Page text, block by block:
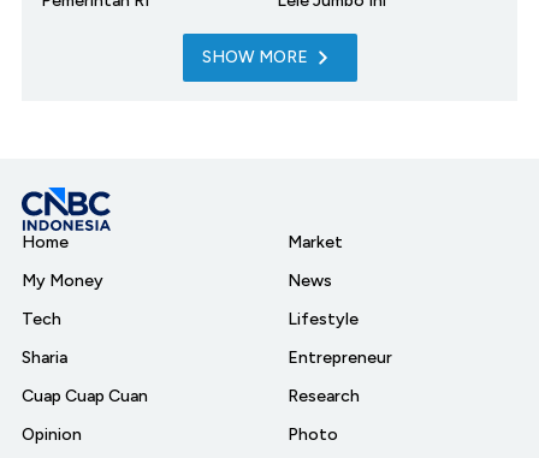
SHOW MORE
Home
My Money
Tech
Sharia
Cuap Cuap Cuan
Opinion
Market
News
Lifestyle
Entrepreneur
Research
Photo